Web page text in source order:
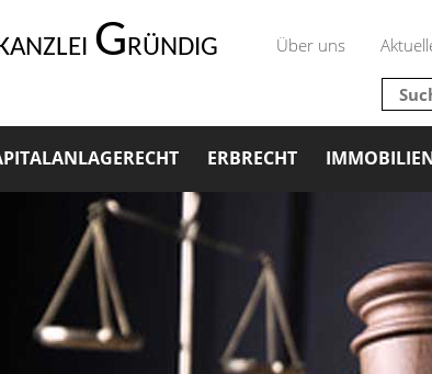
GRÜNDIG Über uns
ERBRECHT